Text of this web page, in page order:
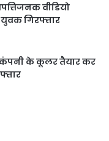
वीडियो
गिरफ्तार
के कूलर तैयार कर